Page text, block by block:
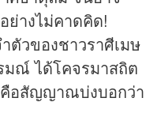
ย่างไม่คาดคิด!
ตัวของชาวราศีเมษ
มณ์ ได้โคจรมาสถิต
อสัญญาณบ่งบอกว่า